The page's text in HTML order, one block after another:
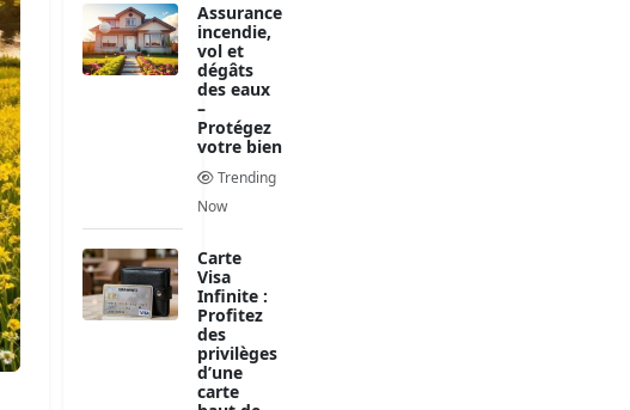
Assurance
incendie,
vol et
dégâts
des eaux
–
Protégez
votre bien
Trending
Now
Carte
Visa
Infinite :
Profitez
des
privilèges
d’une
carte